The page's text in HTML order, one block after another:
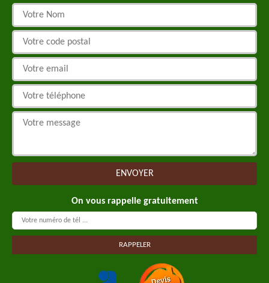
On vous rappelle gratuitement